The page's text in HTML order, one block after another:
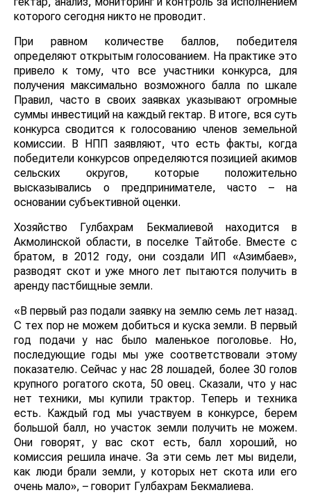
которого сегодня никто не проводит.
При равном количестве баллов, победителя
определяют открытым голосованием. На практике это
привело к тому, что все участники конкурса, для
получения максимально возможного балла по шкале
Правил, часто в своих заявках указывают огромные
суммы инвестиций на каждый гектар. В итоге, вся суть
конкурса сводится к голосованию членов земельной
комиссии. В НПП заявляют, что есть факты, когда
победители конкурсов определяются позицией акимов
сельских округов, которые положительно
высказывались о предпринимателе, часто – на
основании субъективной оценки.
Хозяйство Гулбахрам Бекмалиевой находится в
Акмолинской области, в поселке Тайтобе. Вместе с
братом, в 2012 году, они создали ИП «Азимбаев»,
разводят скот и уже много лет пытаются получить в
аренду пастбищные земли.
«В первый раз подали заявку на землю семь лет назад.
С тех пор не можем добиться и куска земли. В первый
год подачи у нас было маленькое поголовье. Но,
последующие годы мы уже соответствовали этому
показателю. Сейчас у нас 28 лошадей, более 30 голов
крупного рогатого скота, 50 овец. Сказали, что у нас
нет техники, мы купили трактор. Теперь и техника
есть. Каждый год мы участвуем в конкурсе, берем
большой балл, но участок земли получить не можем.
Они говорят, у вас скот есть, балл хороший, но
комиссия решила иначе. За эти семь лет мы видели,
как люди брали земли, у которых нет скота или его
очень мало», – говорит Гулбахрам Бекмалиева.